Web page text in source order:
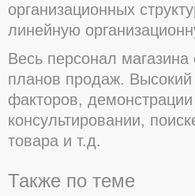
организационных
линейную
Весь персонал
планов продаж.
факторов,
консультировании,
товара и т.д.
Также по теме